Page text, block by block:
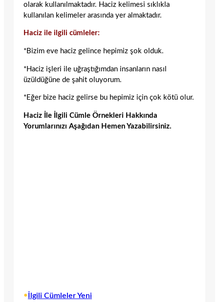
olarak kullanılmaktadır. Haciz kelimesi sıklıkla
kullanılan kelimeler arasında yer almaktadır.
Haciz ile ilgili cümleler:
*Bizim eve haciz gelince hepimiz şok olduk.
*Haciz işleri ile uğraştığımdan insanların nasıl
üzüldüğüne de şahit oluyorum.
*Eğer bize haciz gelirse bu hepimiz için çok kötü olur.
Haciz İle İlgili Cümle Örnekleri Hakkında
Yorumlarınızı Aşağıdan Hemen Yazabilirsiniz.
• İlgili Cümleler Yeni